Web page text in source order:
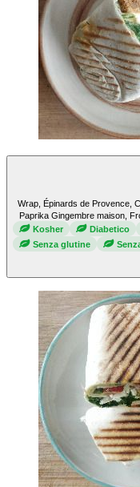
Wrap, Épinards de Provence,
Paprika Gingembre maison,
Kosher
Diabetico
Senza glutine